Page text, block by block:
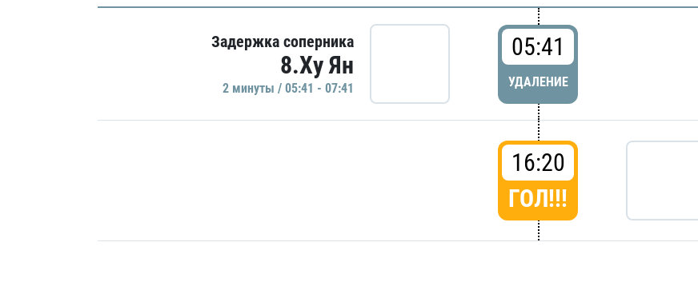
Задержка соперника
8.Ху Ян
2 минуты / 05:41 - 07:41
05:41
УДАЛЕНИЕ
16:20
ГОЛ!!!